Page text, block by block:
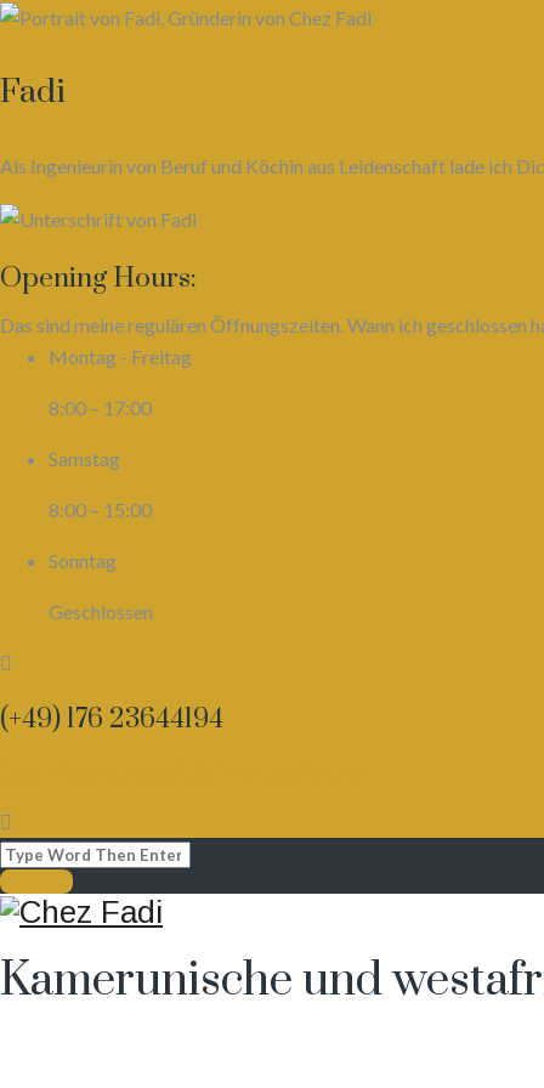
Fadi
Als Ingenieurin von Beruf und Köchin aus Leidenschaft lade ich
Opening Hours:
Das sind meine regulären Öffnungszeiten. Wann ich geschlossen
Montag - Freitag
8:00 – 17:00
Samstag
8:00 – 15:00
Sonntag
Geschlossen
(+49) 176 23644194
Kamerunische und